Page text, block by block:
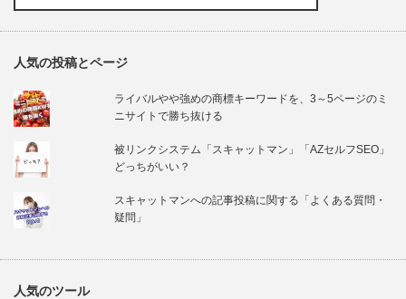
人気の投稿とページ
ライバルやや強めの商標キーワードを、3～5ページのミ
ニサイトで勝ち抜ける
被リンクシステム「スキャットマン」「AZセルフSEO」
どっちがいい？
スキャットマンへの記事投稿に関する「よくある質問・
疑問」
人気のツール